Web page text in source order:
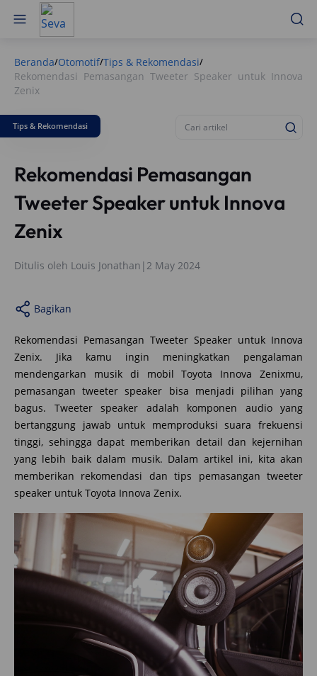
Beranda/Otomotif/Tips & Rekomendasi/
Rekomendasi Pemasangan Tweeter Speaker untuk Innova
Zenix
Tips & Rekomendasi
Rekomendasi Pemasangan
Tweeter Speaker untuk Innova
Zenix
Ditulis oleh Louis Jonathan | 2 May 2024
Bagikan
Rekomendasi Pemasangan Tweeter Speaker untuk Innova
Zenix. Jika kamu ingin meningkatkan pengalaman
mendengarkan musik di mobil Toyota Innova Zenixmu,
pemasangan tweeter speaker bisa menjadi pilihan yang
bagus. Tweeter speaker adalah komponen audio yang
bertanggung jawab untuk memproduksi suara frekuensi
tinggi, sehingga dapat memberikan detail dan kejernihan
yang lebih baik dalam musik. Dalam artikel ini, kita akan
memberikan rekomendasi dan tips pemasangan tweeter
speaker untuk Toyota Innova Zenix.